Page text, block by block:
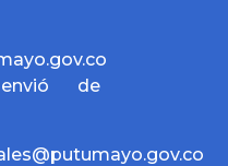
de